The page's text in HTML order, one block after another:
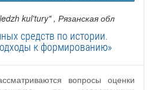
kul'tury" , Рязанская обл
средств по истории.
к формированию»
вопросы оценки